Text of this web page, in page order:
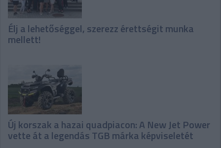
Élj a lehetőséggel, szerezz érettségit munka
mellett!
Új korszak a hazai quadpiacon: A New Jet Power
vette át a legendás TGB márka képviseletét